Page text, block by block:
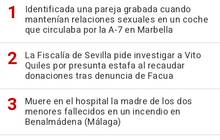
Identificada una pareja grabada cuando
mantenían relaciones sexuales en un coche
que circulaba por la A-7 en Marbella
La Fiscalía de Sevilla pide investigar a Vito
Quiles por presunta estafa al recaudar
donaciones tras denuncia de Facua
Muere en el hospital la madre de los dos
menores fallecidos en un incendio en
Benalmádena (Málaga)